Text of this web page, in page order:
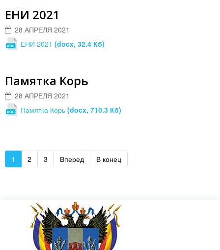
ЕНИ 2021
28 АПРЕЛЯ 2021
ЕНИ 2021 (docx, 32.4 Кб)
Памятка Корь
28 АПРЕЛЯ 2021
Памятка Корь (docx, 710.3 Кб)
1 2 3 Вперед В конец